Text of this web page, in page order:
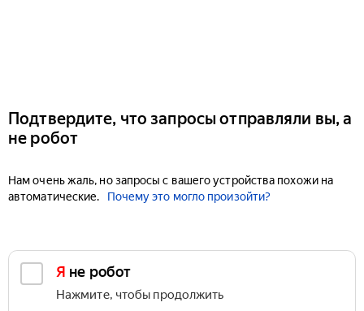
Подтвердите, что запросы отправляли вы, а
не робот
Нам очень жаль, но запросы с вашего устройства похожи на
автоматические.
Почему это могло произойти?
Я не робот
Нажмите, чтобы продолжить